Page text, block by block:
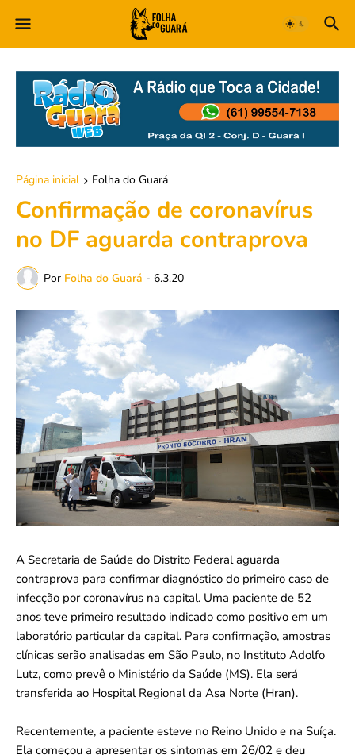
Página inicial Folha do Guará
Confirmação de coronavírus
no DF aguarda contraprova
Por Folha do Guará - 6.3.20
A Secretaria de Saúde do Distrito Federal aguarda
contraprova para confirmar diagnóstico do primeiro caso de
infecção por coronavírus na capital. Uma paciente de 52
anos teve primeiro resultado indicado como positivo em um
laboratório particular da capital. Para confirmação, amostras
clínicas serão analisadas em São Paulo, no Instituto Adolfo
Lutz, como prevê o Ministério da Saúde (MS). Ela será
transferida ao Hospital Regional da Asa Norte (Hran).
Recentemente, a paciente esteve no Reino Unido e na Suíça.
Ela começou a apresentar os sintomas em 26/02 e deu